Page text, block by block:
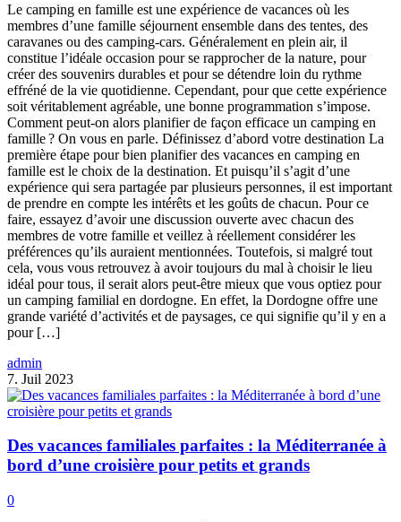
Le camping en famille est une expérience de vacances où les
membres d’une famille séjournent ensemble dans des tentes, des
caravanes ou des camping-cars. Généralement en plein air, il
constitue l’idéale occasion pour se rapprocher de la nature, pour
créer des souvenirs durables et pour se détendre loin du rythme
effréné de la vie quotidienne. Cependant, pour que cette expérience
soit véritablement agréable, une bonne programmation s’impose.
Comment peut-on alors planifier de façon efficace un camping en
famille ? On vous en parle. Définissez d’abord votre destination La
première étape pour bien planifier des vacances en camping en
famille est le choix de la destination. Et puisqu’il s’agit d’une
expérience qui sera partagée par plusieurs personnes, il est important
de prendre en compte les intérêts et les goûts de chacun. Pour ce
faire, essayez d’avoir une discussion ouverte avec chacun des
membres de votre famille et veillez à réellement considérer les
préférences qu’ils auraient mentionnées. Toutefois, si malgré tout
cela, vous vous retrouvez à avoir toujours du mal à choisir le lieu
idéal pour tous, il serait alors peut-être mieux que vous optiez pour
un camping familial en dordogne. En effet, la Dordogne offre une
grande variété d’activités et de paysages, ce qui signifie qu’il y en a
pour […]
admin
7. Juil 2023
Des vacances familiales parfaites : la Méditerranée à
bord d’une croisière pour petits et grands
0